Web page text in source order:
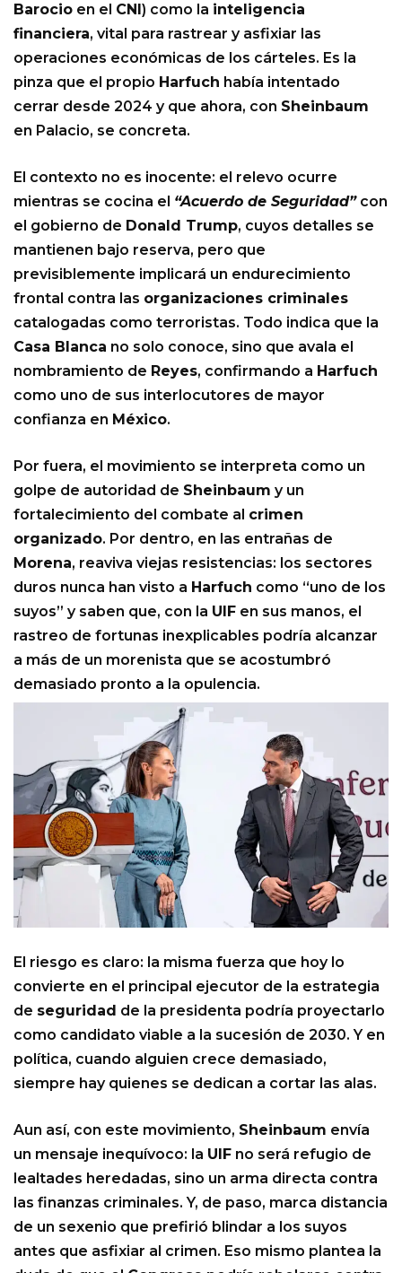
Barocio en el CNI ) como la inteligencia
financiera, vital para rastrear y asfixiar las
operaciones económicas de los cárteles. Es la
pinza que el propio Harfuch había intentado
cerrar desde 2024 y que ahora, con Sheinbaum
en Palacio, se concreta.
El contexto no es inocente: el relevo ocurre
mientras se cocina el “Acuerdo de Seguridad”con
el gobierno de Donald Trump, cuyos detalles se
mantienen bajo reserva, pero que
previsiblemente implicará un endurecimiento
frontal contra las organizaciones criminales
catalogadas como terroristas. Todo indica que la
Casa Blanca no solo conoce, sino que avala el
nombramiento de Reyes, confirmando a Harfuch
como uno de sus interlocutores de mayor
confianza en México.
Por fuera, el movimiento se interpreta como un
golpe de autoridad de Sheinbaum y un
fortalecimiento del combate al crimen
organizado. Por dentro, en las entrañas de
Morena, reaviva viejas resistencias: los sectores
duros nunca han visto a Harfuch como “uno de los
suyos” y saben que, con la UIF en sus manos, el
rastreo de fortunas inexplicables podría alcanzar
a más de un morenista que se acostumbró
demasiado pronto a la opulencia.
El riesgo es claro: la misma fuerza que hoy lo
convierte en el principal ejecutor de la estrategia
de seguridad de la presidenta podría proyectarlo
como candidato viable a la sucesión de 2030. Y en
política, cuando alguien crece demasiado,
siempre hay quienes se dedican a cortar las alas.
Aun así, con este movimiento, Sheinbaum envía
un mensaje inequívoco: la UIF no será refugio de
lealtades heredadas, sino un arma directa contra
las finanzas criminales. Y, de paso, marca distancia
de un sexenio que prefirió blindar a los suyos
antes que asfixiar al crimen. Eso mismo plantea la